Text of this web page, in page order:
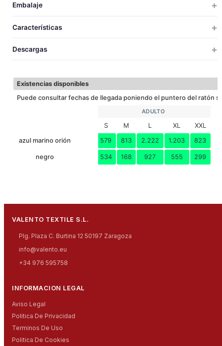
TALLAS S M L XL XXL 3XL
ANCHO
Embalaje
M
XL 20 1 17.7 67x41x52
19.2 67x41x52
20.5 70x43x52
Características
Descargas
Existencias disponibles
Puede consultar fechas de llegada poniendo el puntero del ratón
ADULTO
S M L XL
XXL
azul marino orión
579 813 2.222 1.203 823
negro 534 168 927 555 299
VALENTO TEXTILE S.L.
Plg. Plaza C. Burtina 12 50197 Zaragoza
info@valento.eu
+34 976 595758
INFORMACION LEGAL
Aviso Legal
Politica De Privacidad
Terminos De Uso
Politica De Cookies